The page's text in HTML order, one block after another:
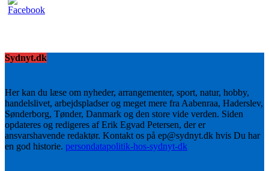
Sydnyt.dk
Her kan du læse om nyheder, arrangementer, sport, natur, hobby,
handelslivet, arbejdspladser og meget mere fra Aabenraa, Haderslev,
Sønderborg, Tønder, Danmark og den store vide verden. Siden
opdateres og redigeres af Erik Egvad Petersen, der er
ansvarshavende redaktør. Kontakt os på ep@sydnyt.dk hvis Du har
en god historie. persondatapolitik-hos-sydnyt-dk